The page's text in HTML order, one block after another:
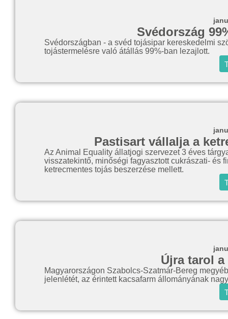
Svédország
Svédországban - a svéd tojásipar kereskedelmi
tojástermelésre való átállás 99%-ban lezajlott.
Pastisart vállalja a
Az Animal Equality állatjogi szervezet 3 éves
visszatekintő, minőségi fagyasztott cukrászati- és
ketrecmentes tojás beszerzése mellett.
Újra tarol
Magyarországon Szabolcs-Szatmár-Bereg
jelenlétét, az érintett kacsafarm állományának